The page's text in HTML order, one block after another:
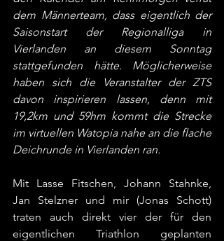
dem Männerteam, dass eigentlich der
Saisonstart der Regionalliga in
Vierlanden an diesem Sonntag
stattgefunden hätte. Möglicherweise
haben sich die Veranstalter der ZTS
davon inspirieren lassen, denn mit
19,2km und 59hm kommt die Strecke
im virtuellen Watopia nahe an die flache
Deichrunde in Vierlanden ran.
Mit Lasse Fitschen, Johann Stahnke,
Jan Stelzner und mir (Jonas Schott)
traten auch direkt vier der für den
eigentlichen Triathlon geplanten